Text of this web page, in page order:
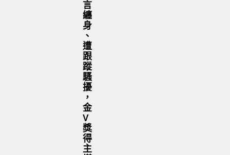
言
纏
身
、
遭
跟
蹤
騷
擾
，
金
V
獎
得
主